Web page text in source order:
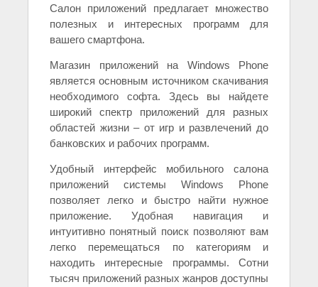
Салон приложений предлагает множество
полезных и интересных программ для
вашего смартфона.
Магазин приложений на Windows Phone
является основным источником скачивания
необходимого софта. Здесь вы найдете
широкий спектр приложений для разных
областей жизни – от игр и развлечений до
банковских и рабочих программ.
Удобный интерфейс мобильного салона
приложений системы Windows Phone
позволяет легко и быстро найти нужное
приложение. Удобная навигация и
интуитивно понятный поиск позволяют вам
легко перемещаться по категориям и
находить интересные программы. Сотни
тысяч приложений разных жанров доступны